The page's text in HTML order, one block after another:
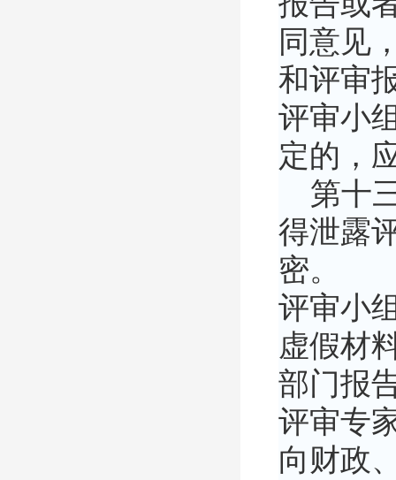
同意见
和评审
评审小
定的，
第十
得泄露
密。
评审小
虚假材
部门报
评审专
向财政